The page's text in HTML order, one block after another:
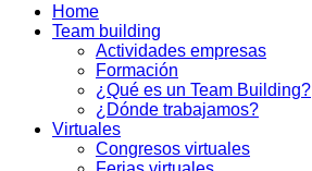
Home
Team building
Actividades empresas
Formación
¿Qué es un Team Building?
¿Dónde trabajamos?
Virtuales
Congresos virtuales